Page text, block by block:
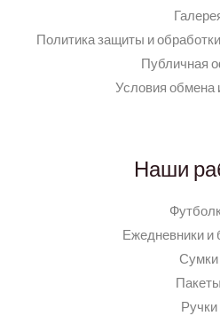
Политика защиты и
Публичная
Условия обмена
Наши
Ежедневники и
Сумки
Пакеты
Ручки